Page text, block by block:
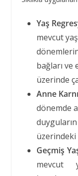
Yaş
mevcut
bağları
üzerinde
Anne
dönemde
üzerindeki
Geçmiş
mevcut